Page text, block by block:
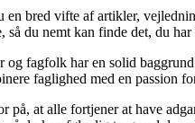
en bred vifte af artikler,
så du nemt kan finde det, du
og fagfolk har en solid
faglighed med en passion
på, at alle fortjener at have